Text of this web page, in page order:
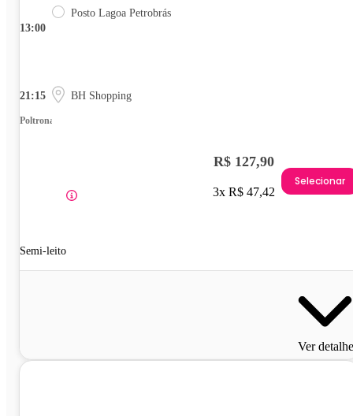
13:00
Posto Lagoa Petrobrás
21:15 BH Shopping
Poltrona
Semi-leito
R$ 127,90
3x R$ 47,42
Selecionar
Ver